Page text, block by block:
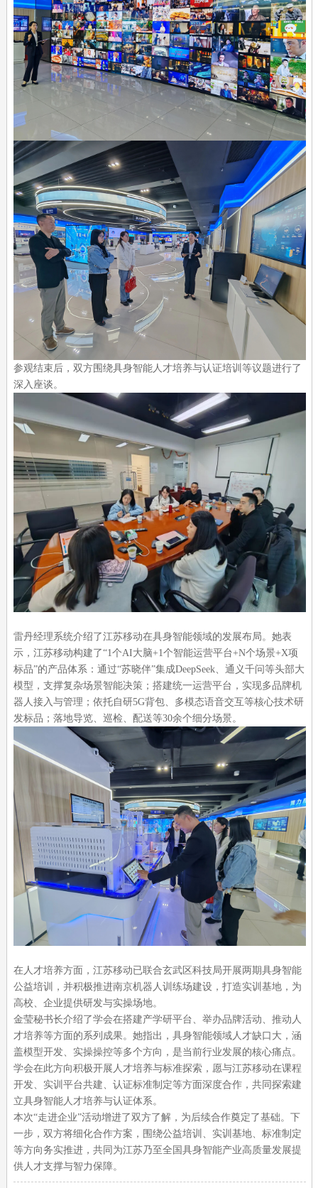
参观结束后，双方围绕具身智能人才培养与认证培训等议题进行了
深入座谈。
雷丹经理系统介绍了江苏移动在具身智能领域的发展布局。她表
示，江苏移动构建了“1个AI大脑+1个智能运营平台+N个场景+X项
标品”的产品体系：通过“苏晓伴”集成DeepSeek、通义千问等头部大
模型，支撑复杂场景智能决策；搭建统一运营平台，实现多品牌机
器人接入与管理；依托自研5G背包、多模态语音交互等核心技术研
发标品；落地导览、巡检、配送等30余个细分场景。
在人才培养方面，江苏移动已联合玄武区科技局开展两期具身智能
公益培训，并积极推进南京机器人训练场建设，打造实训基地，为
高校、企业提供研发与实操场地。
金莹秘书长介绍了学会在搭建产学研平台、举办品牌活动、推动人
才培养等方面的系列成果。她指出，具身智能领域人才缺口大，涵
盖模型开发、实操操控等多个方向，是当前行业发展的核心痛点。
学会在此方向积极开展人才培养与标准探索，愿与江苏移动在课程
开发、实训平台共建、认证标准制定等方面深度合作，共同探索建
立具身智能人才培养与认证体系。
本次“走进企业”活动增进了双方了解，为后续合作奠定了基础。下
一步，双方将细化合作方案，围绕公益培训、实训基地、标准制定
等方向务实推进，共同为江苏乃至全国具身智能产业高质量发展提
供人才支撑与智力保障。